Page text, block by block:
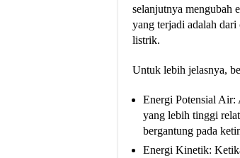
selanjutnya mengubah
yang terjadi adalah
listrik.
Untuk lebih jelasnya,
Energi Potensial Air:
yang lebih tinggi
bergantung pada
Energi Kinetik: